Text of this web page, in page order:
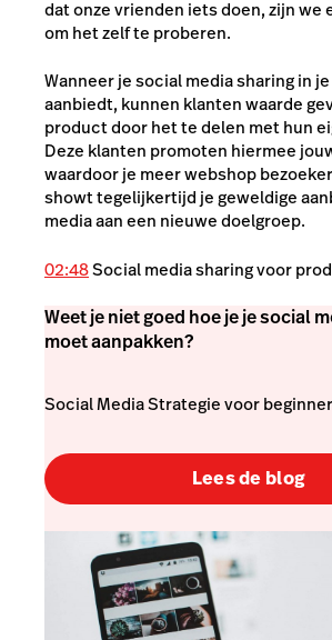
dat onze vrienden iets doen, zijn we
om het zelf te proberen.
Wanneer je social media sharing in
aanbiedt, kunnen klanten waarde
product door het te delen met hun
Deze klanten promoten hiermee
waardoor je meer webshop
showt tegelijkertijd je geweldige
media aan een nieuwe doelgroep.
02:48Social media sharing voor
Weet je niet goed hoe je je social
moet aanpakken?
Social Media Strategie voor
Lees de blog